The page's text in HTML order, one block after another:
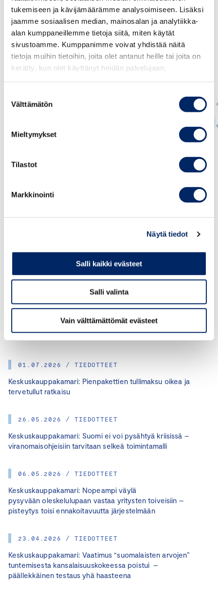
tukemiseen ja kävijämäärämme analysoimiseen. Lisäksi
jaamme sosiaalisen median, mainosalan ja analytiikka-
alan kumppaneillemme tietoja siitä, miten käytät
sivustoamme. Kumppanimme voivat yhdistää näitä
tietoja muihin tietoihin, joita olet antanut heille tai joita on
kerätty, kun olet käyttänyt heidän palvelujaan.
valinta
Välttämätön
Mieltymykset
Tilastot
Markkinointi
Näytä tiedot
Salli kaikki evästeet
Salli valinta
Vain välttämättömät evästeet
01.07.2026 / TIEDOTTEET
Keskuskauppakamari: Pienpakettien tullimaksu oikea ja
tervetullut ratkaisu
26.05.2026 / TIEDOTTEET
Keskuskauppakamari: Suomi ei voi pysähtyä kriisissä –
viranomaisohjeisiin tarvitaan selkeä toimintamalli
06.05.2026 / TIEDOTTEET
Keskuskauppakamari: Nopeampi väylä
pysyvään oleskelulupaan vastaa yritysten toiveisiin –
pisteytys toisi ennakoitavuutta järjestelmään
23.04.2026 / TIEDOTTEET
Keskuskauppakamari: Vaatimus “suomalaisten arvojen”
tuntemisesta kansalaisuuskokeessa poistui –
päällekkäinen testaus yhä haasteena
TOIMITUSJOHTAJA
+358 40 050 5269
KATEGORIAT: POLITIIKKA, ENERGIA, JUHO ROMAKKANIEMI
JAA ARTIKKELI: